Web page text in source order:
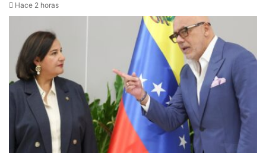
Hace 2 horas